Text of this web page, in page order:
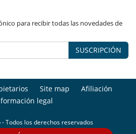
para recibir todas las novedades de
SUSCRIPCIÓN
Site map
Afiliación
legal
Todos los derechos reservados